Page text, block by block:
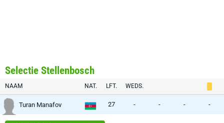
Selectie Stellenbosch
NAAM NAT. LFT. WEDS.
Turan Manafov 27 - - - -